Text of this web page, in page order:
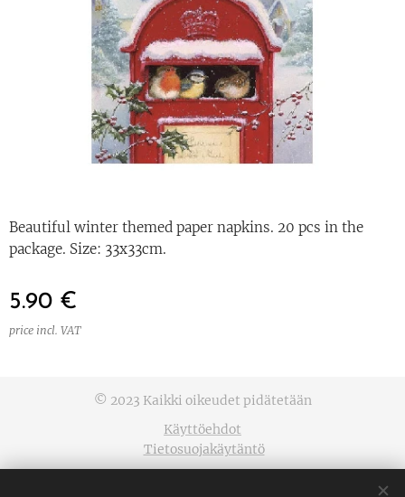
Beautiful winter themed paper napkins. 20 pcs in the
package. Size: 33x33cm.
5.90 €
price incl. VAT
© 2023 Kaikki oikeudet pidätetään
Käyttöehdot
Tietosuojakäytäntö